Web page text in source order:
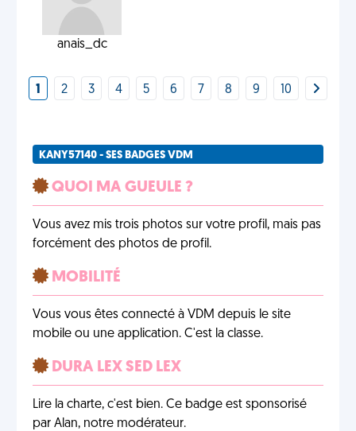
anais_dc
1 2 3 4 5 6 7 8 9 10
KANY57140 - SES BADGES VDM
QUOI MA GUEULE ?
Vous avez mis trois photos sur votre profil, mais pas
forcément des photos de profil.
MOBILITÉ
Vous vous êtes connecté à VDM depuis le site
mobile ou une application. C'est la classe.
DURA LEX SED LEX
Lire la charte, c'est bien. Ce badge est sponsorisé
par Alan, notre modérateur.